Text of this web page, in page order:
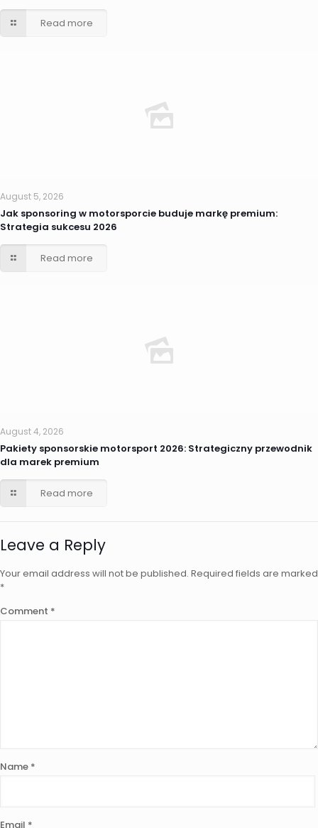
Read more
August 5, 2026
Jak sponsoring w motorsporcie buduje markę premium:
Strategia sukcesu 2026
Read more
August 4, 2026
Pakiety sponsorskie motorsport 2026: Strategiczny przewodnik
dla marek premium
Read more
Leave a Reply
Your email address will not be published. Required fields are marked
*
Comment *
Name *
Email *